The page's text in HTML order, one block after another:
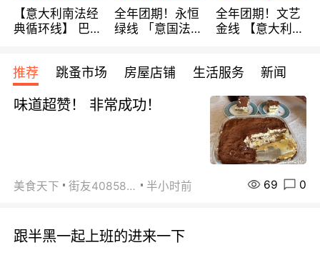
【意大利南法经
典循环线】 巴黎
宾馆 108欧/天起
全程756欧/位
全年团期！永恒
绿线 「意国法
欧/天起 ~包拼房
全年团期！文艺
金线 【意大利一
每周铁发！
推荐 跳蚤市场 房屋店铺 生活服务 新闻
味道超赞！ 非常成功！
美食天下 街友40858442 半小时前 69 0
跟半黑一起上班的进来一下